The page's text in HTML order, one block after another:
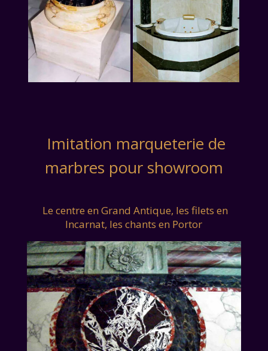
Imitation marqueterie de
marbres pour showroom
Le centre en Grand Antique, les filets en
Incarnat, les chants en Portor